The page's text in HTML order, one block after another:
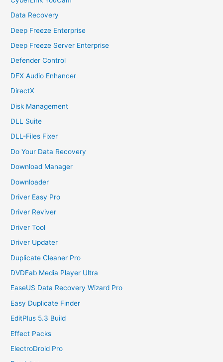
Data Recovery
Deep Freeze Enterprise
Deep Freeze Server Enterprise
Defender Control
DFX Audio Enhancer
DirectX
Disk Management
DLL Suite
DLL-Files Fixer
Do Your Data Recovery
Download Manager
Downloader
Driver Easy Pro
Driver Reviver
Driver Tool
Driver Updater
Duplicate Cleaner Pro
DVDFab Media Player Ultra
EaseUS Data Recovery Wizard Pro
Easy Duplicate Finder
EditPlus 5.3 Build
Effect Packs
ElectroDroid Pro